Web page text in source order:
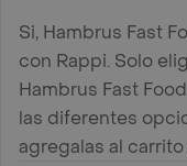
Si, Hambrus Fast
con Rappi. Solo
Hambrus Fast
las diferentes
agregalas al